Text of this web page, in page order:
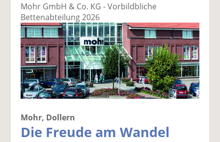
Mohr GmbH & Co. KG - Vorbildbliche
Bettenabteilung 2026
Mohr, Dollern
Die Freude am Wandel